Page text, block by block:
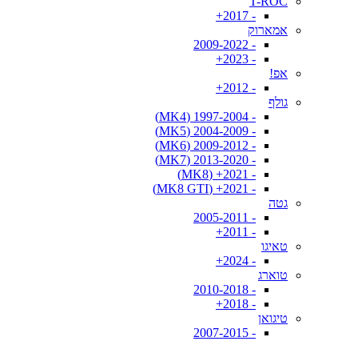
- 2017+
אמארוק
- 2009-2022
- 2023+
אפ!
- 2012+
גולף
- 1997-2004 (MK4)
- 2004-2009 (MK5)
- 2009-2012 (MK6)
- 2013-2020 (MK7)
- 2021+ (MK8)
- 2021+ (MK8 GTI)
גטה
- 2005-2011
- 2011+
טאיגו
- 2024+
טוארג
- 2010-2018
- 2018+
טיגואן
- 2007-2015